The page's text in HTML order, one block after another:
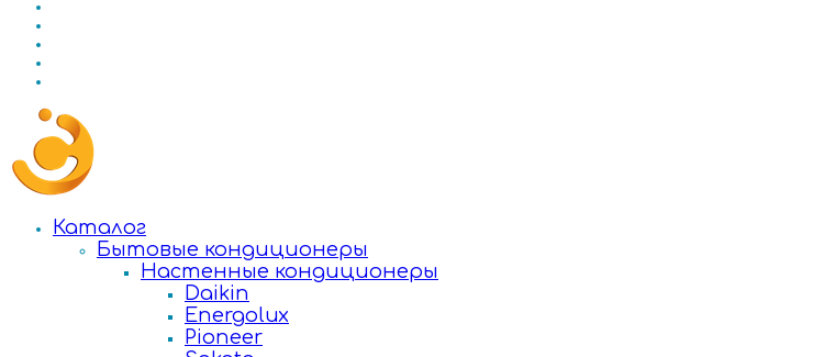
Каталог
Бытовые кондиционеры
Настенные кондиционеры
Daikin
Energolux
Pioneer